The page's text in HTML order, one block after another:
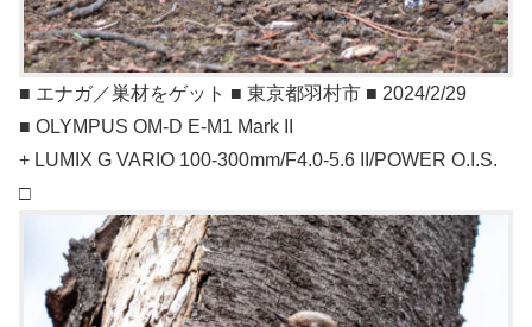
■ エナガ／巣材をゲット ■ 東京都羽村市 ■ 2024/2/29
■ OLYMPUS OM-D E-M1 Mark II
+ LUMIX G VARIO 100-300mm/F4.0-5.6 II/POWER O.I.S.
□